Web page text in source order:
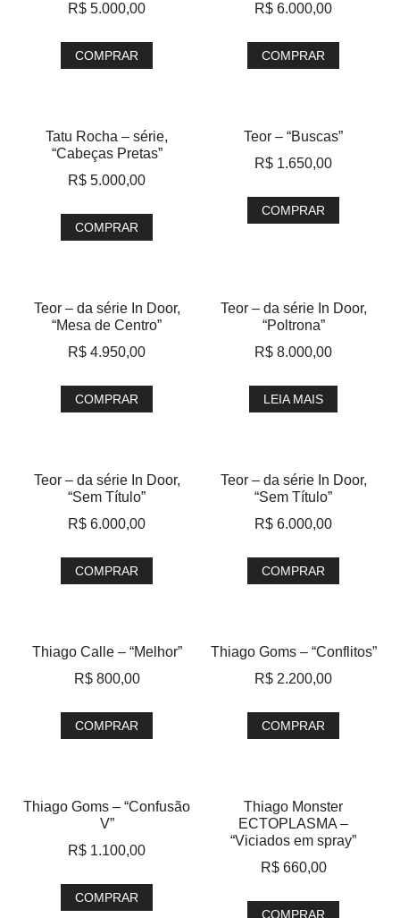
R$ 5.000,00
COMPRAR
R$ 6.000,00
COMPRAR
Tatu Rocha – série,
“Cabeças Pretas”
R$ 5.000,00
COMPRAR
Teor – “Buscas”
R$ 1.650,00
COMPRAR
Teor – da série In Door,
“Mesa de Centro”
R$ 4.950,00
COMPRAR
Teor – da série In Door,
“Poltrona”
R$ 8.000,00
LEIA MAIS
Teor – da série In Door,
“Sem Título”
R$ 6.000,00
COMPRAR
Teor – da série In Door,
“Sem Título”
R$ 6.000,00
COMPRAR
Thiago Calle – “Melhor”
R$800,00
COMPRAR
Thiago Goms – “Conflitos”
R$ 2.200,00
COMPRAR
Thiago Goms – “Confusão
V”
R$ 1.100,00
COMPRAR
Thiago Monster
ECTOPLASMA –
“Viciados em spray”
R$660,00
COMPRAR